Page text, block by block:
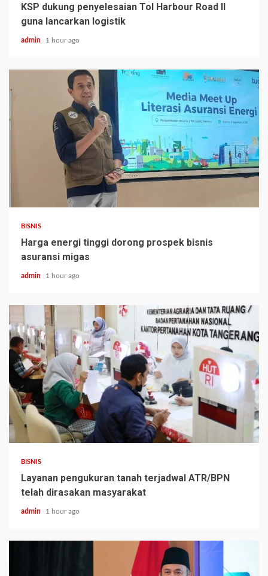
KSP dukung penyelesaian Tol Harbour Road II
guna lancarkan logistik
admin 1 hour ago
BISNIS
Harga energi tinggi dorong prospek bisnis
asuransi migas
admin 1 hour ago
BISNIS
Layanan pengukuran tanah terjadwal ATR/BPN
telah dirasakan masyarakat
admin 1 hour ago